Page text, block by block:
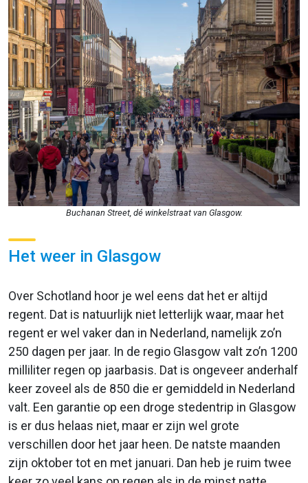
Buchanan Street, dé winkelstraat van Glasgow.
Het weer in Glasgow
Over Schotland hoor je wel eens dat het er altijd
regent. Dat is natuurlijk niet letterlijk waar, maar het
regent er wel vaker dan in Nederland, namelijk zo’n
250 dagen per jaar. In de regio Glasgow valt zo’n 1200
milliliter regen op jaarbasis. Dat is ongeveer anderhalf
keer zoveel als de 850 die er gemiddeld in Nederland
valt. Een garantie op een droge stedentrip in Glasgow
is er dus helaas niet, maar er zijn wel grote
verschillen door het jaar heen. De natste maanden
zijn oktober tot en met januari. Dan heb je ruim twee